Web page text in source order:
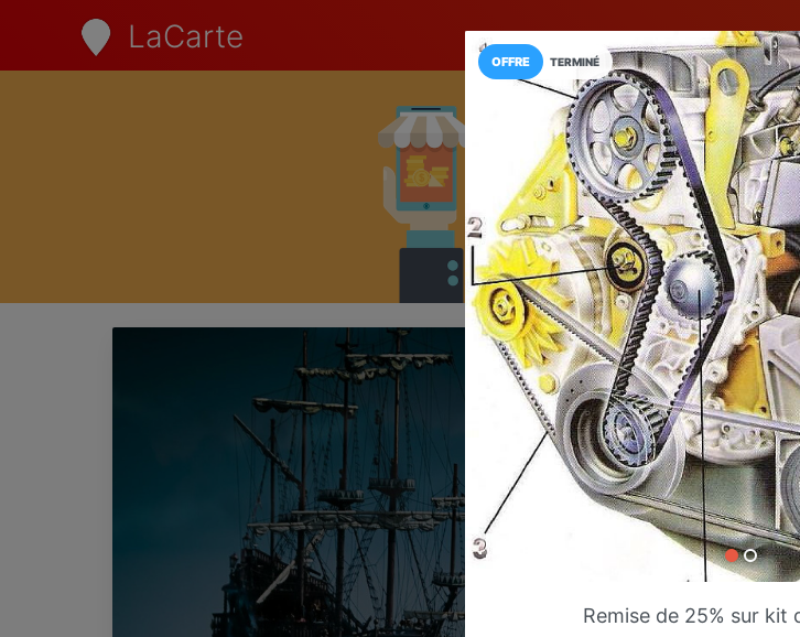
LaCarte
Installez l'App
Téléchargez
commerces favoris et
Télécharger Plus tard
Favori
Ouvre dès 08:30
TERMINÉ
OFFRE
Remise de 25% sur kit